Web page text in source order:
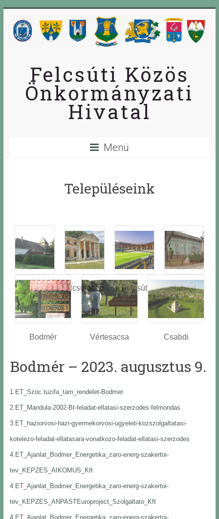
Felcsúti Közös
Önkormányzati
Hivatal
Menü
Településeink
Óbarok
Alcsútdobo
z
Felcsút Tabajd
Bodmér Vértesacsa Csabdi
Bodmér – 2023. augusztus 9.
1.ET_Szoc.tuzifa_tam_rendelet-Bodmer
2.ET_Mandula-2002-Bt-feladat-ellatasi-szerzodes-felmondas
3.ET_haziorvosi-hazi-gyermekorvosi-ugyeleti-kozszolgaltatasi-
kotelezo-feladat-ellatasara-vonatkozo-feladat-ellatasi-szerzodes
4.ET_Ajanlat_Bodmer_Energetika_zaro-energ-szakertoi-
tev_KEPZES_AIKOMUS_Kft
4.ET_Ajanlat_Bodmer_Energetika_zaro-energ-szakertoi-
tev_KEPZES_ANPASTEuroproject_Szolgaltato_Kft
4.ET_Ajanlat_Bodmer_Energetika_zaro-energ-szakertoi-